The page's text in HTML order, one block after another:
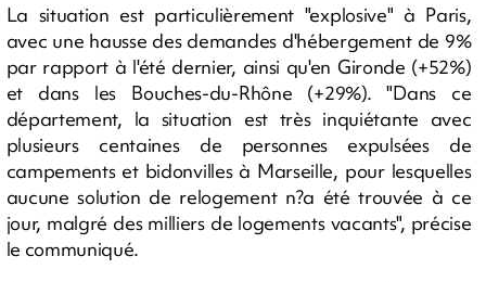
La situation est particulièrement "explosive" à Paris,
avec une hausse des demandes d'hébergement de 9%
par rapport à l'été dernier, ainsi qu'en Gironde (+52%)
et dans les Bouches-du-Rhône (+29%). "Dans ce
département, la situation est très inquiétante avec
plusieurs centaines de personnes expulsées de
campements et bidonvilles à Marseille, pour lesquelles
aucune solution de relogement n?a été trouvée à ce
jour, malgré des milliers de logements vacants", précise
le communiqué.